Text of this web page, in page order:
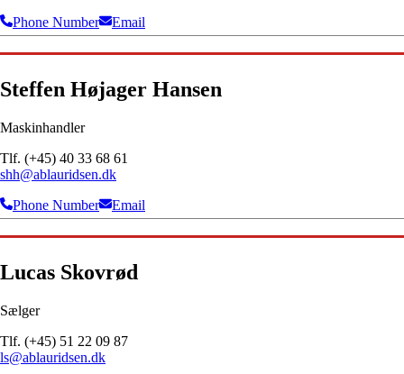
Phone Number
Email
Steffen Højager Hansen
Maskinhandler
Tlf. (+45) 40 33 68 61
shh@ablauridsen.dk
Phone Number
Email
Lucas Skovrød
Sælger
Tlf. (+45) 51 22 09 87
ls@ablauridsen.dk